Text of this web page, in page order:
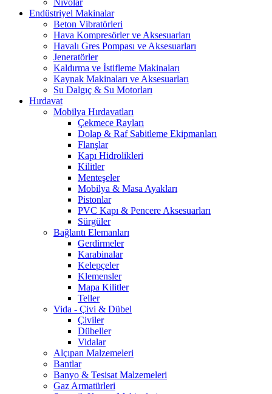
Nivolar
Endüstriyel Makinalar
Beton Vibratörleri
Hava Kompresörler ve Aksesuarları
Havalı Gres Pompası ve Aksesuarları
Jeneratörler
Kaldırma ve İstifleme Makinaları
Kaynak Makinaları ve Aksesuarları
Su Dalgıç & Su Motorları
Hırdavat
Mobilya Hırdavatları
Çekmece Rayları
Dolap & Raf Sabitleme Ekipmanları
Flanşlar
Kapı Hidrolikleri
Kilitler
Menteşeler
Mobilya & Masa Ayakları
Pistonlar
PVC Kapı & Pencere Aksesuarları
Sürgüler
Bağlantı Elemanları
Gerdirmeler
Karabinalar
Kelepçeler
Klemensler
Mapa Kilitler
Teller
Vida - Çivi & Dübel
Çiviler
Dübeller
Vidalar
Alçıpan Malzemeleri
Bantlar
Banyo & Tesisat Malzemeleri
Gaz Armatürleri